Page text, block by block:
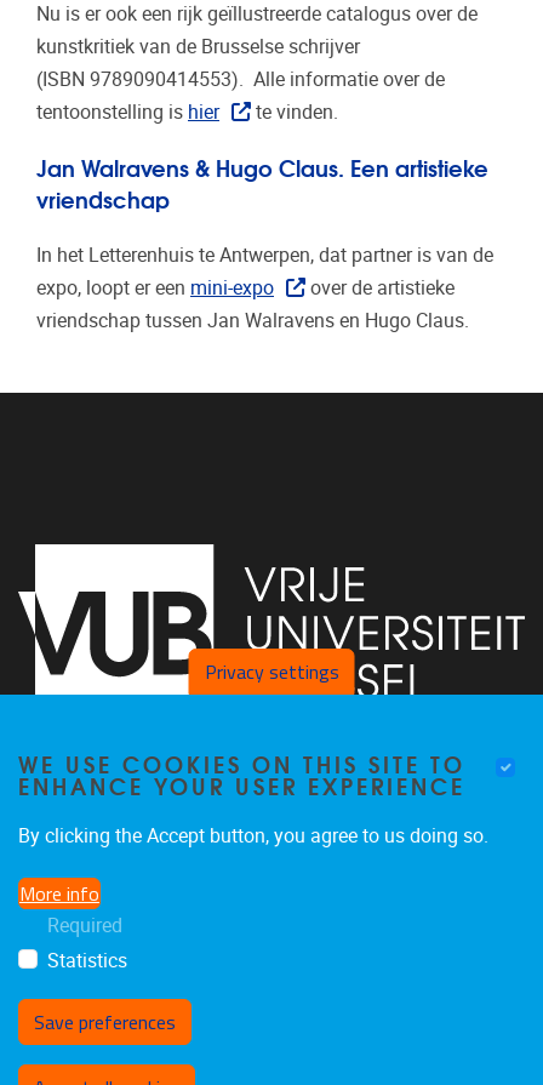
Nu is er ook een rijk geïllustreerde catalogus over de
kunstkritiek van de Brusselse schrijver
(ISBN 9789090414553). Alle informatie over de
tentoonstelling is hier te vinden.
Jan Walravens & Hugo Claus. Een artistieke
vriendschap
In het Letterenhuis te Antwerpen, dat partner is van de
expo, loopt er een mini-expo
over de artistieke
vriendschap tussen Jan Walravens en Hugo Claus.
Faculty of Arts and Philosophy - Pleinlaan 2 1050 Brussel
+32-2-6292657
Arvi.Sepp@vub.be
FacebookLinkedIn
Privacy settings
WE USE COOKIES ON THIS SITE TO
ENHANCE YOUR USER EXPERIENCE
By clicking the Accept button, you agree to us doing so.
More info
Required
Statistics
Save preferences